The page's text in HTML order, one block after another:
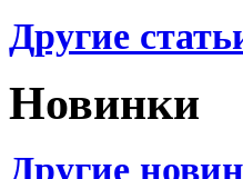
Другие
Новинки
Другие